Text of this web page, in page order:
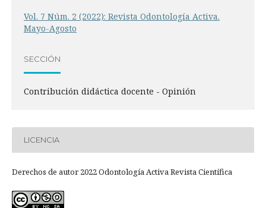
Vol. 7 Núm. 2 (2022): Revista Odontología Activa.
Mayo-Agosto
SECCIÓN
Contribución didáctica docente - Opinión
LICENCIA
Derechos de autor 2022 Odontología Activa Revista Científica